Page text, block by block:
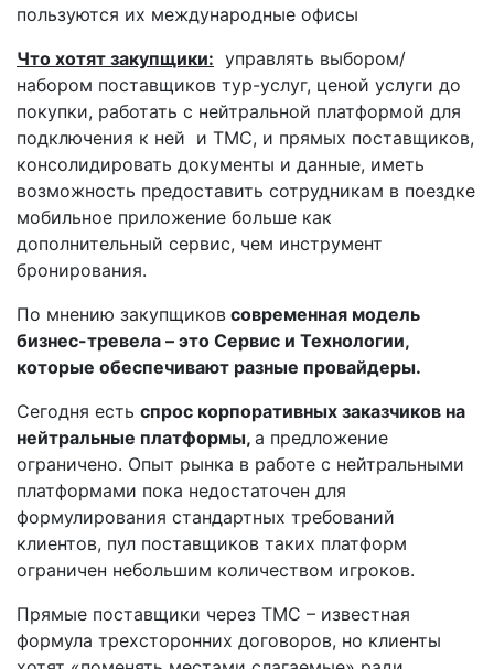
пользуются их международные офисы
Что хотят закупщики: управлять выбором/
набором поставщиков тур-услуг, ценой услуги до
покупки, работать с нейтральной платформой для
подключения к ней и ТМС, и прямых поставщиков,
консолидировать документы и данные, иметь
возможность предоставить сотрудникам в поездке
мобильное приложение больше как
дополнительный сервис, чем инструмент
бронирования.
По мнению закупщиков современная модель
бизнес-тревела – это Сервис и Технологии,
которые обеспечивают разные провайдеры.
Сегодня есть спрос корпоративных заказчиков на
нейтральные платформы, а предложение
ограничено. Опыт рынка в работе с нейтральными
платформами пока недостаточен для
формулирования стандартных требований
клиентов, пул поставщиков таких платформ
ограничен небольшим количеством игроков.
Прямые поставщики через ТМС – известная
формула трехсторонних договоров, но клиенты